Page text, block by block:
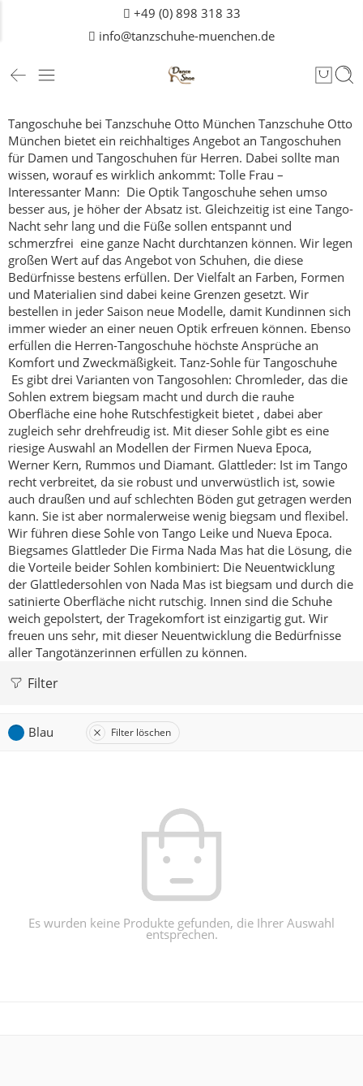
+49 (0) 898 318 33
info@tanzschuhe-muenchen.de
Tangoschuhe bei Tanzschuhe Otto München Tanzschuhe Otto
München bietet ein reichhaltiges Angebot an Tangoschuhen
für Damen und Tangoschuhen für Herren. Dabei sollte man
wissen, worauf es wirklich ankommt: Tolle Frau –
Interessanter Mann: Die Optik Tangoschuhe sehen umso
besser aus, je höher der Absatz ist. Gleichzeitig ist eine Tango-
Nacht sehr lang und die Füße sollen entspannt und
schmerzfrei eine ganze Nacht durchtanzen können. Wir legen
großen Wert auf das Angebot von Schuhen, die diese
Bedürfnisse bestens erfüllen. Der Vielfalt an Farben, Formen
und Materialien sind dabei keine Grenzen gesetzt. Wir
bestellen in jeder Saison neue Modelle, damit Kundinnen sich
immer wieder an einer neuen Optik erfreuen können. Ebenso
erfüllen die Herren-Tangoschuhe höchste Ansprüche an
Komfort und Zweckmäßigkeit. Tanz-Sohle für Tangoschuhe
Es gibt drei Varianten von Tangosohlen: Chromleder, das die
Sohlen extrem biegsam macht und durch die rauhe
Oberfläche eine hohe Rutschfestigkeit bietet , dabei aber
zugleich sehr drehfreudig ist. Mit dieser Sohle gibt es eine
riesige Auswahl an Modellen der Firmen Nueva Epoca,
Werner Kern, Rummos und Diamant. Glattleder: Ist im Tango
recht verbreitet, da sie robust und unverwüstlich ist, sowie
auch draußen und auf schlechten Böden gut getragen werden
kann. Sie ist aber normalerweise wenig biegsam und flexibel.
Wir führen diese Sohle von Tango Leike und Nueva Epoca.
Biegsames Glattleder Die Firma Nada Mas hat die Lösung, die
die Vorteile beider Sohlen kombiniert: Die Neuentwicklung
der Glattledersohlen von Nada Mas ist biegsam und durch die
satinierte Oberfläche nicht rutschig. Innen sind die Schuhe
weich gepolstert, der Tragekomfort ist einzigartig gut. Wir
freuen uns sehr, mit dieser Neuentwicklung die Bedürfnisse
aller Tangotänzerinnen erfüllen zu können.
Filter
Blau Filter löschen
Es wurden keine Produkte gefunden, die Ihrer Auswahl
entsprechen.